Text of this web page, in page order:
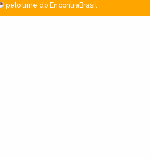
pelo time do EncontraBrasil